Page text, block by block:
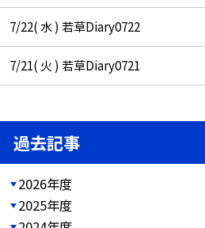
7/22( 水 ) 若草Diary0722
7/21( 火 ) 若草Diary0721
過去記事
2026年度
2025年度